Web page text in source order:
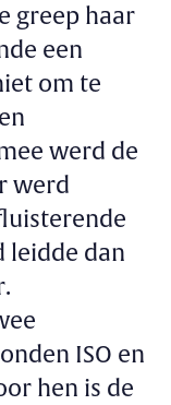
greep haar
een
om te
werd de
werd
leidde dan
ISO en
hen is de